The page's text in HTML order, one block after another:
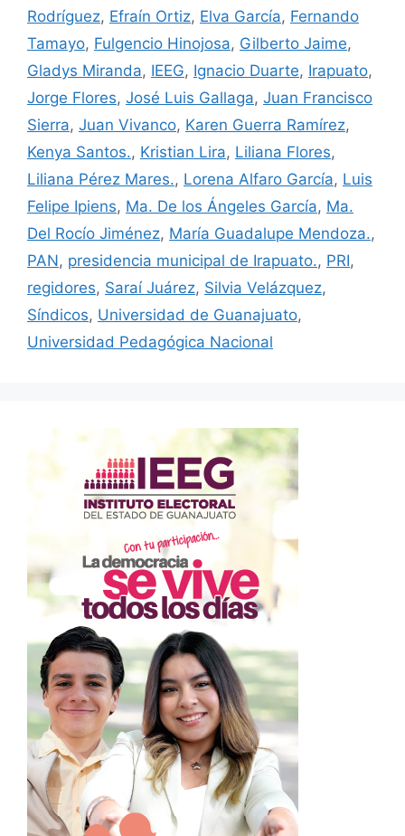
Rodríguez, Efraín Ortiz, Elva García, Fernando
Tamayo, Fulgencio Hinojosa, Gilberto Jaime,
Gladys Miranda, IEEG, Ignacio Duarte, Irapuato,
Jorge Flores, José Luis Gallaga, Juan Francisco
Sierra, Juan Vivanco, Karen Guerra Ramírez,
Kenya Santos., Kristian Lira, Liliana Flores,
Liliana Pérez Mares., Lorena Alfaro García, Luis
Felipe Ipiens, Ma. De los Ángeles García, Ma.
Del Rocío Jiménez, María Guadalupe Mendoza.,
PAN, presidencia municipal de Irapuato., PRI,
regidores, Saraí Juárez, Silvia Velázquez,
Síndicos, Universidad de Guanajuato,
Universidad Pedagógica Nacional